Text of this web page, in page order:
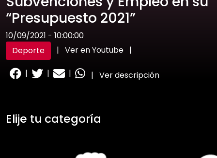
“Presupuesto 2021”
10/09/2021 - 10:00:00
Deporte
| Ver en Youtube |
| | | | Ver descripción
Elije tu categoría